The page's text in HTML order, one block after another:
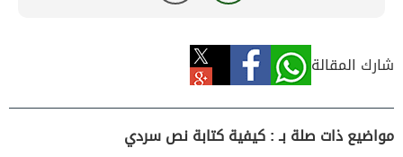
شارك المقالة
مواضيع ذات صلة بـ : كيفية كتابة نص سردي